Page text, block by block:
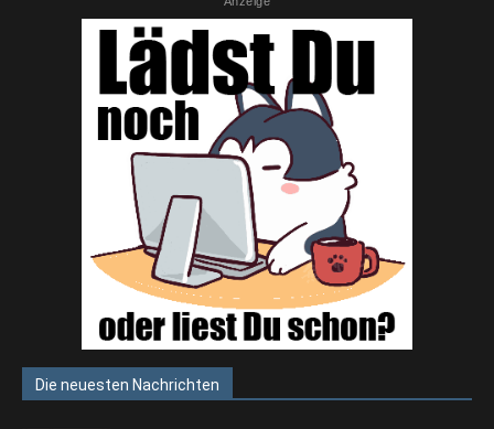
Die neuesten Nachrichten